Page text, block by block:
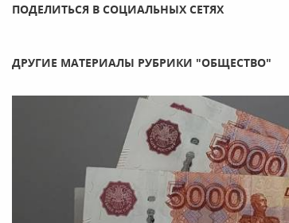
ПОДЕЛИТЬСЯ В СОЦИАЛЬНЫХ СЕТЯХ
ДРУГИЕ МАТЕРИАЛЫ РУБРИКИ "ОБЩЕСТВО"